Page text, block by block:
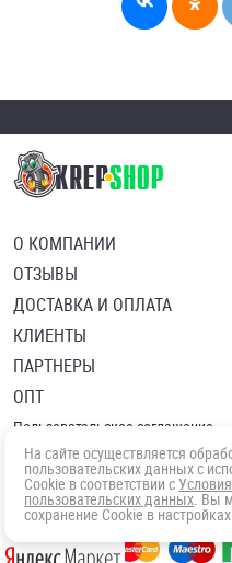
О КОМПАНИИ
ОТЗЫВЫ
ДОСТАВКА И ОПЛАТА
КЛИЕНТЫ
ПАРТНЕРЫ
ОПТ
Пользовательское соглашение
Политика в отношении
Согласие посетителя сайта на
На сайте осуществляется
пользовательских данных с
Cookie в соответствии с
пользовательских данных. Вы
сохранение Cookie в